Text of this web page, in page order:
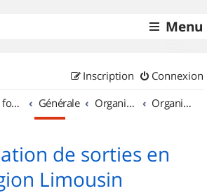
Menu
Connexion
Inscription
Accueil forum Générale Organisation de sorties & Recherche de partenaires Organisation de sorties en région Limousin
de sorties en
Limousin